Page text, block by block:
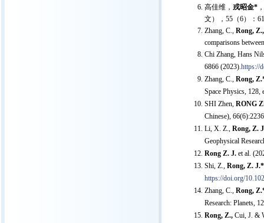
高佳维， 戎昭金*
文），55（6）：
Zhang, C., Rong, Z.,
comparisons
Chi Zhang, Hans
6866 (2023).https://
Zhang, C., Rong,
Space Physics,
SHI Zhen, RONG
Chinese),
Li, X. Z., Rong, Z.
Geophysical
Rong Z. J. et al.
Shi, Z., Rong, Z.
https://doi.org/
Zhang, C., Rong,
Research: Planets,
Rong, Z., Cui, J. &